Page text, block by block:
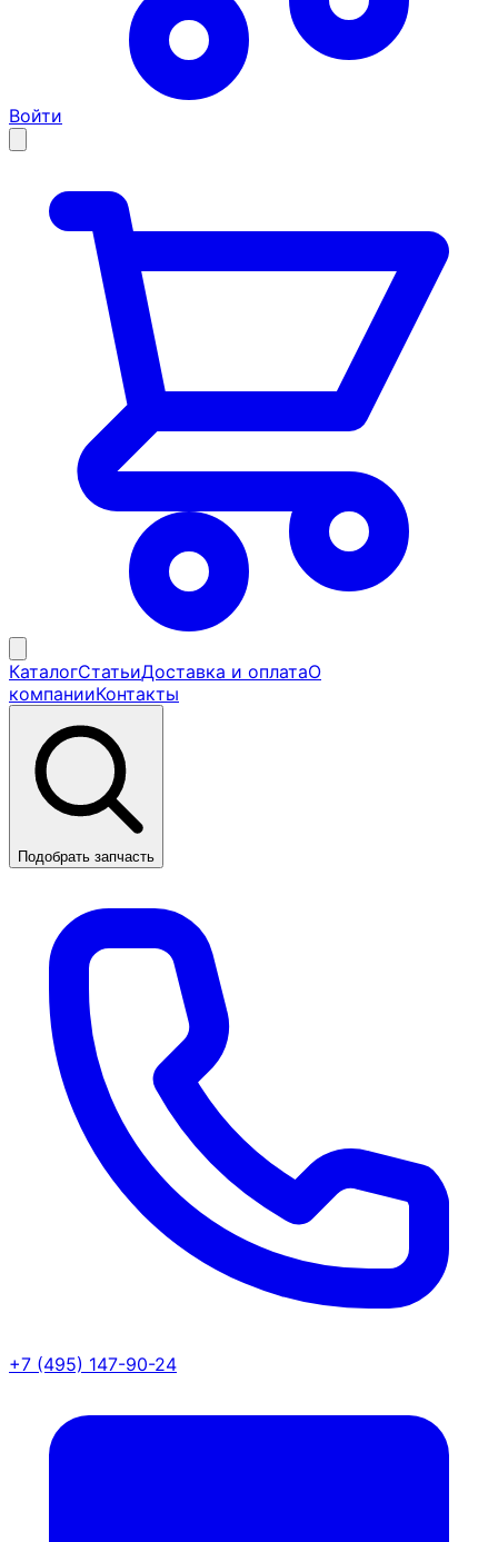
Войти
КаталогСтатьиДоставка и оплатаО
компанииКонтакты
Подобрать запчасть
+7 (495) 147-90-24